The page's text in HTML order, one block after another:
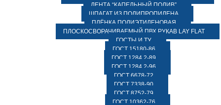
ЛЕНТА “КАПЕЛЬНЫЙ ПОЛИВ”
ШПАГАТ ИЗ ПОЛИПРОПИЛЕНА
ПЛЁНКА ПОЛИЭТИЛЕНОВАЯ
ПЛОСКОСВОРАЧИВАЕМЫЙ ПВХ РУКАВ LAY FLAT
ГОСТЫ И ТУ
ГОСТ 15180-86
ГОСТ 1284.2-89
ГОСТ 1284.2-96
ГОСТ 6678-72
ГОСТ 7338-90
ГОСТ 8752-79
ГОСТ 10362-76